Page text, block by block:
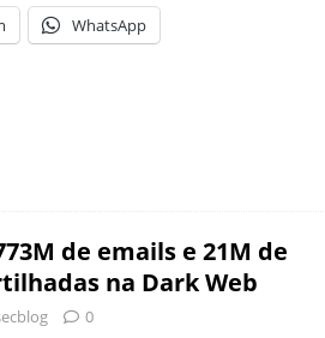
WhatsApp
de emails e 21M de
na Dark Web
0